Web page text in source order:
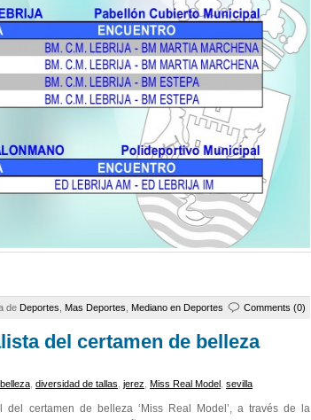
de Deportes Mas Deportes Mediano en Deportes Comments (0)
del certamen de belleza
diversidad de tallas jerez Miss Real Model sevilla
certamen de belleza ‘Miss Real Model’, a través de la